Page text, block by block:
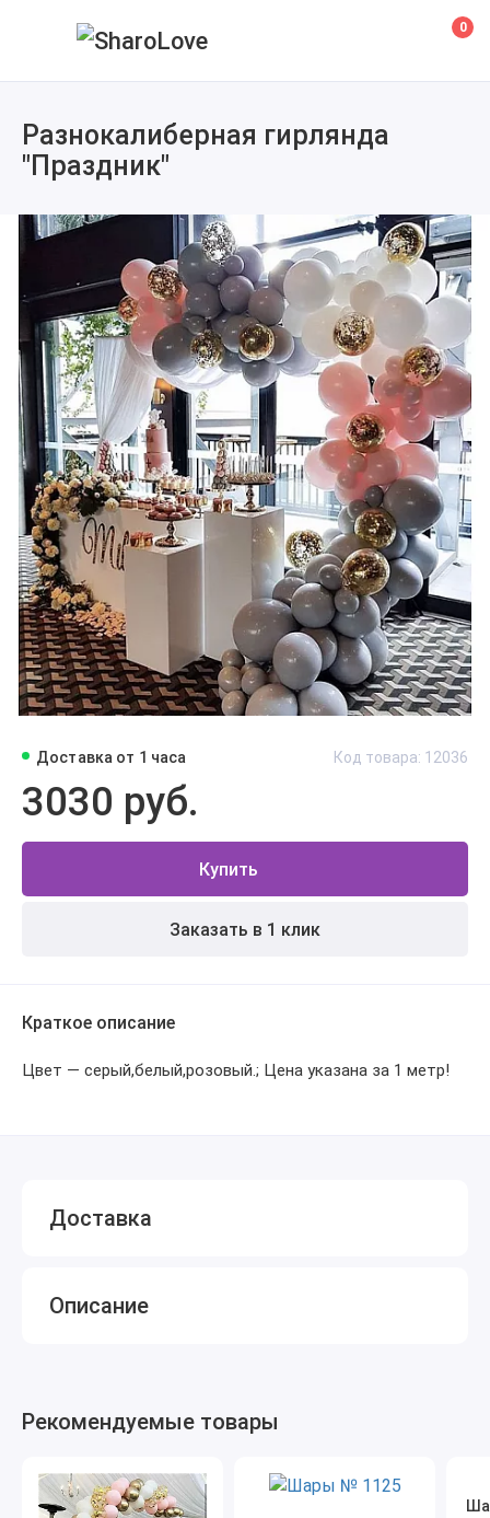
0
Разнокалиберная гирлянда
"Праздник"
Доставка от 1 часа Код товара: 12036
3030 руб.
Купить
Заказать в 1 клик
Краткое описание
Цвет — серый,белый,розовый.; Цена указана за 1 метр!
Доставка
Описание
Рекомендуемые товары